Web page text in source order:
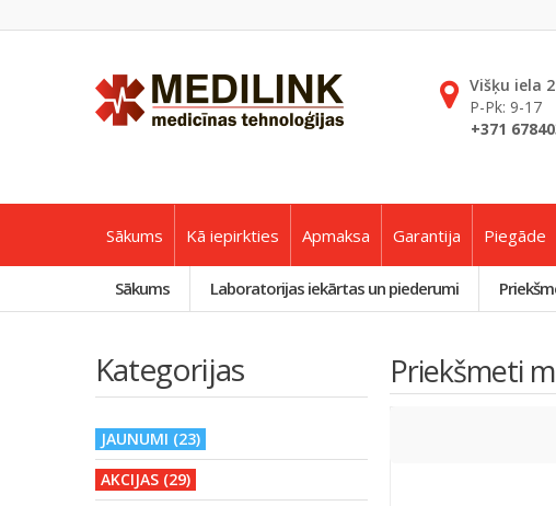
Višķu iela
P-Pk: 9-17
+371
Sākums Kā iepirkties Apmaksa Garantija Piegāde
Sākums Laboratorijas iekārtas un piederumi
Kategorijas
JAUNUMI (23)
AKCIJAS (29)
Priekšmeti